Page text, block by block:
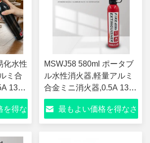
化水性
ミ合
13B
F ク
距離
ル 消
を得な
MSWJ58 580ml ポータブ
ル水性消火器,軽量アルミ
合金ミニ消火器,0.5A 13B
E 5F 家庭用自動車キッチ
ンオフィス緊急消防安全
最もよい価格を得なさ